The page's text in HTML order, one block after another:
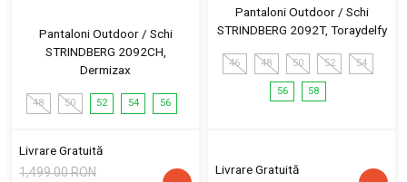
Pantaloni Outdoor / Schi
STRINDBERG 2092CH,
Dermizax
48 50 52 54 56
Livrare Gratuită
1,499.00 RON
Pantaloni Outdoor / Schi
STRINDBERG 2092T, Toraydelfy
46 48 50 52 54
56 58
Livrare Gratuită